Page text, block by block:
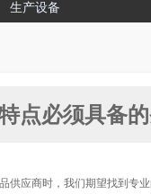
生产设备
点必须具备
应商时，我们期望找到专